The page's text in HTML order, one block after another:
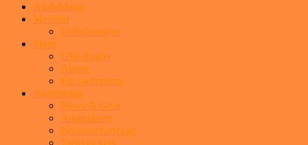
Ausbildung
Medizin
Unfallanalyse
Sport
UW-Rugby
Apnoe
Fin swimming
Ausrüstung
News & Gear
Ausprobiert
Nasstauchanzüge